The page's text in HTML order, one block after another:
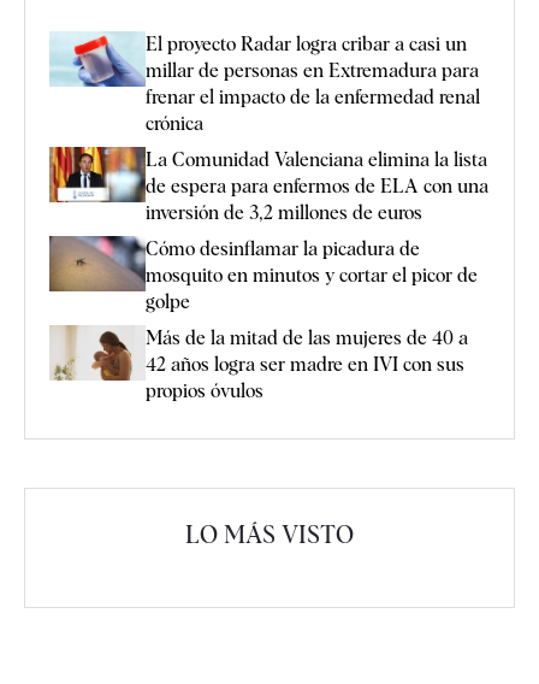
El proyecto Radar logra cribar a casi un
millar de personas en Extremadura para
frenar el impacto de la enfermedad renal
crónica
La Comunidad Valenciana elimina la lista
de espera para enfermos de ELA con una
inversión de 3,2 millones de euros
Cómo desinflamar la picadura de
mosquito en minutos y cortar el picor de
golpe
Más de la mitad de las mujeres de 40 a
42 años logra ser madre en IVI con sus
propios óvulos
LO MÁS VISTO